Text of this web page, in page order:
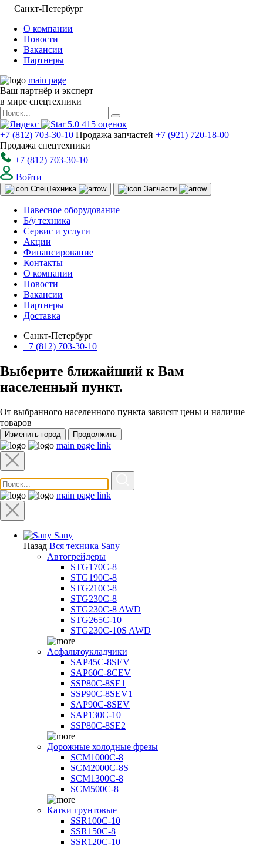
Санкт-Петербург
О компании
Новости
Вакансии
Партнеры
main page
Ваш партнёр и эксперт
в мире спецтехники
5.0 415 оценок
+7 (812) 703-30-10 Продажа запчастей +7 (921) 720-18-00
Продажа спецтехники
+7 (812) 703-30-10
Войти
СпецТехника Запчасти
Навесное оборудование
Б/у техника
Сервис и услуги
Акции
Финансирование
Контакты
О компании
Новости
Вакансии
Партнеры
Доставка
Санкт-Петербург
+7 (812) 703-30-10
Выберите ближайший к Вам
населенный пункт.
От выбранного населенного пункта зависят цены и наличие
товаров
Изменить город Продолжить
main page link
main page link
Sany
Назад Вся техника Sany
Автогрейдеры
STG170C-8
STG190C-8
STG210C-8
STG230C-8
STG230C-8 AWD
STG265C-10
STG230C-10S AWD
Асфальтоукладчики
SAP45С-8SEV
SAP60C-8CEV
SSP80C-8SE1
SSP90C-8SEV1
SAP90C-8SEV
SAP130C-10
SSP80C-8SE2
Дорожные холодные фрезы
SCM1000C-8
SCM2000C-8S
SCM1300C-8
SCM500C-8
Катки грунтовые
SSR100C-10
SSR150C-8
SSR120C-10